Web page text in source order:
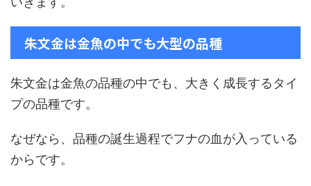
朱文金は金魚の中でも大型の品種
朱文金は金魚の品種の中でも、大きく成長するタイ
プの品種です。
なぜなら、品種の誕生過程でフナの血が入っている
からです。